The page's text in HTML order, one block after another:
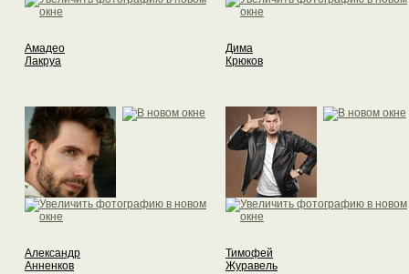
Амадео
Лакруа
Дима
Крюков
Александр
Анненков
Тимофей
Журавель